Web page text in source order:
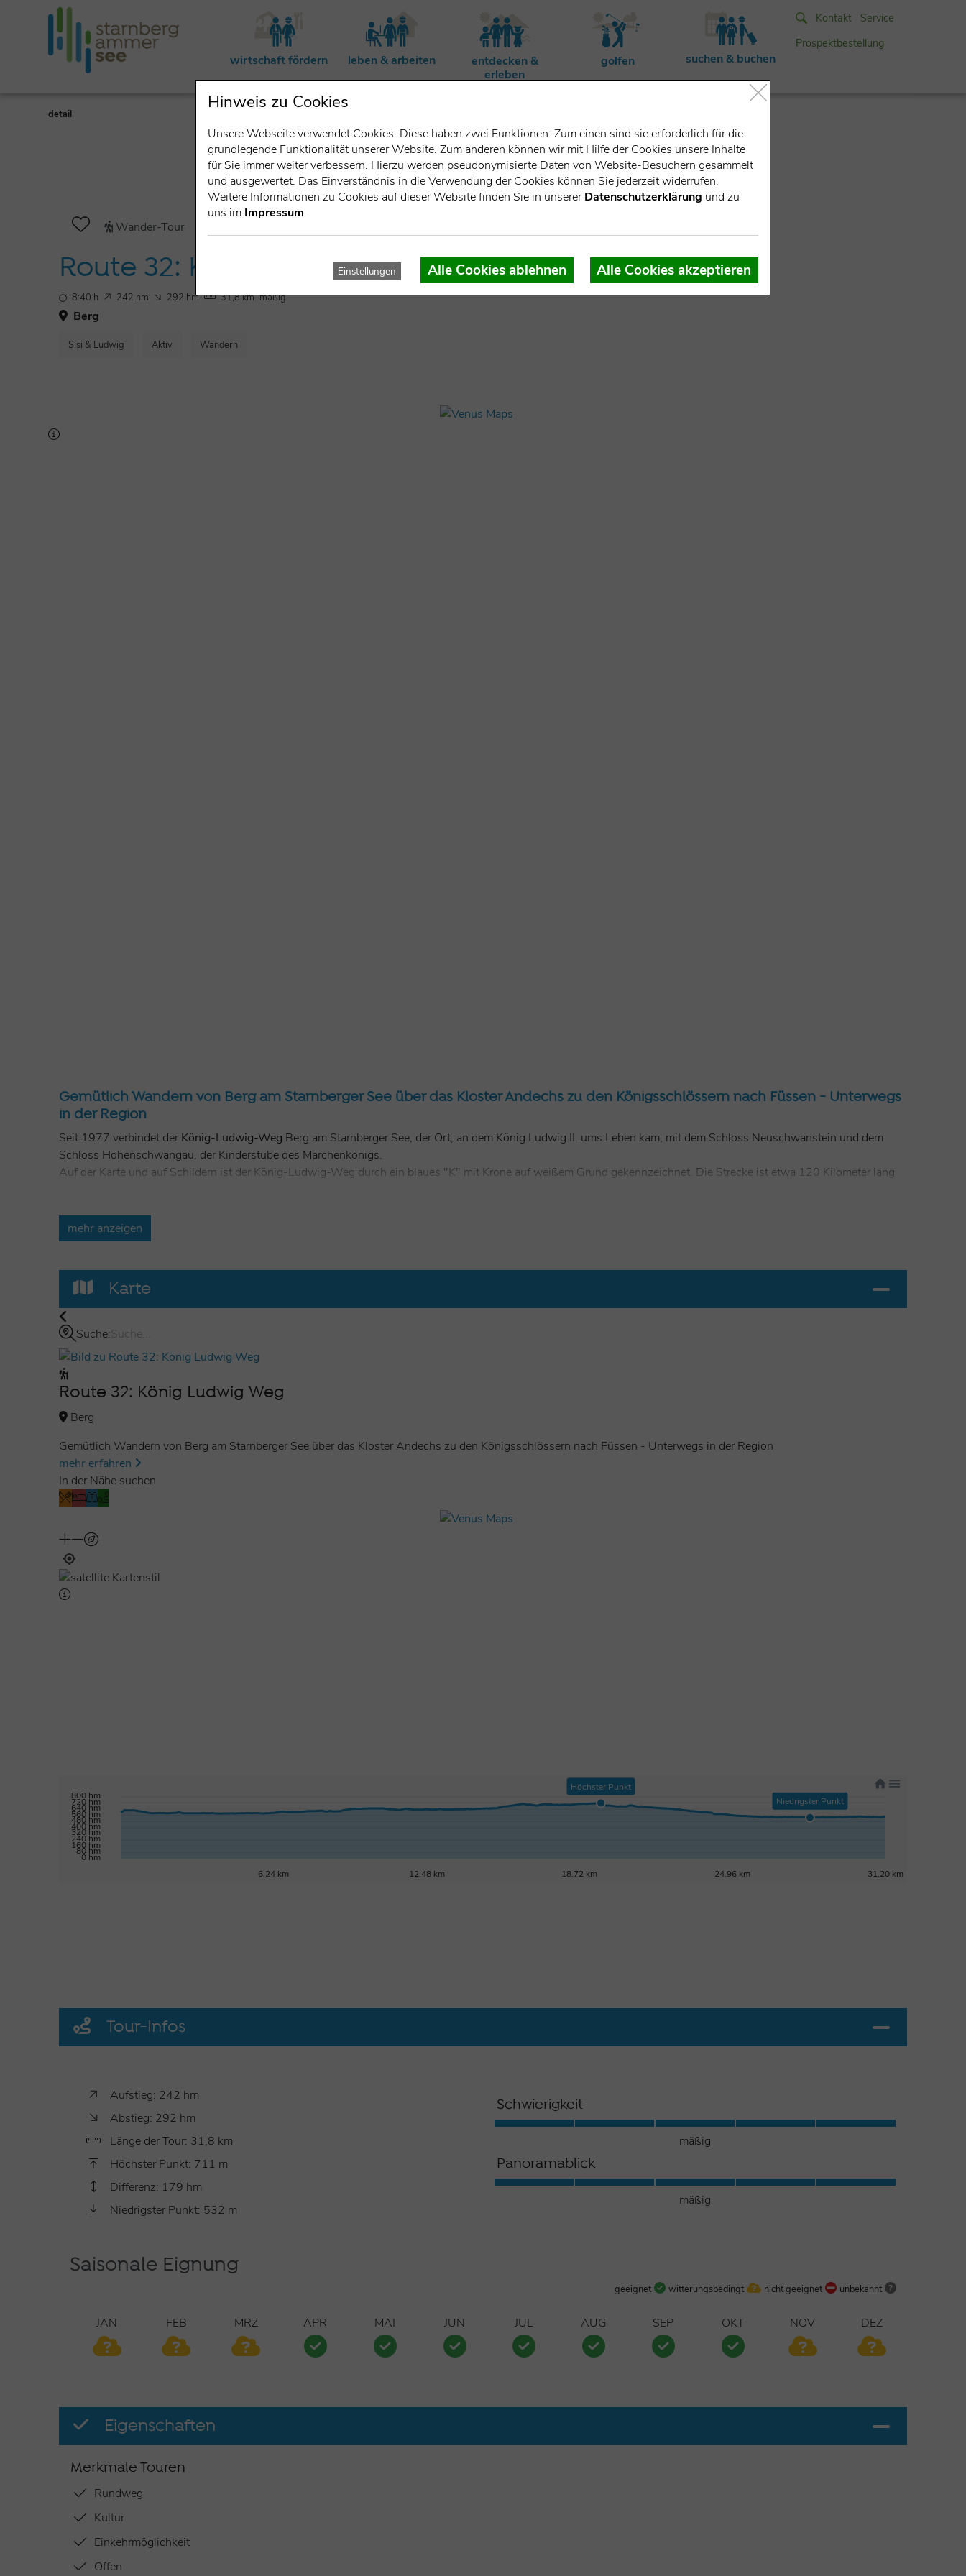
wirtschaft fördern leben & arbeiten
entdecken &
erleben
golfen suchen & buchen
Kontakt
Service
Prospektbestellung
detail
Wander-Tour
Route 32: König Ludwig Weg
8:40 h 242 hm 292 hm 31,8 km mäßig
Berg
Sisi & Ludwig Aktiv Wandern
Gemütlich Wandern von Berg am Starnberger See über das Kloster Andechs zu den Königsschlössern nach Füssen - Unterwegs
in der Region
Seit 1977 verbindet der König-Ludwig-Weg Berg am Starnberger See, der Ort, an dem König Ludwig II. ums Leben kam, mit dem Schloss Neuschwanstein und dem
Schloss Hohenschwangau, der Kinderstube des Märchenkönigs.
Auf der Karte und auf Schildern ist der König-Ludwig-Weg durch ein blaues "K" mit Krone auf weißem Grund gekennzeichnet. Die Strecke ist etwa 120 Kilometer lang
Naturschutzgebiet Maisinger See gelangt man über Aschering zum Kloster Andechs. Durch das Kiental führt der König Ludwig Weg nach Herrsching an den
Dampfersteg. Dort teilt sich der Weg - der Wanderer hat die Wahl und kann gemütlich mit dem Schiff nach Dießen am Ammersee übersetzen. Oder man nimmt die
Hier endet die Etappe des König-Ludwig-Wegs in der Region StarnbergAmmersee und setzt sich in Richtung Pfaffenwinkel fort.
Der weitere Verlauf des König-Ludwig-Wegs bietet noch viele Höhepunkte wie Kloster Wessobrunn, Hohenpeißenberg, Wieskirche, Ammerschlucht und natürlich die
Königsschlösser.
Tipps und weitere Informationen
Machen Sie eine Pause im Biergarten des Andechser Bräustüberl auf dem heiligen Berg in Andechs.
mehr anzeigen
Karte
Suche:
Route 32: König Ludwig Weg
Berg
Gemütlich Wandern von Berg am Starnberger See über das Kloster Andechs zu den Königsschlössern nach Füssen - Unterwegs in der Region
mehr erfahren
In der Nähe suchen
800 hm
720 hm
640 hm
560 hm
480 hm
400 hm
320 hm
240 hm
160 hm
80 hm
0 hm
6.24 km
12.48 km 18.72 km 24.96 km 31.20 km
Höchster Punkt
Niedrigster Punkt
Tour-Infos
Aufstieg: 242 hm
Abstieg: 292 hm
Länge der Tour: 31,8 km
Höchster Punkt: 711 m
Differenz: 179 hm
Niedrigster Punkt: 532 m
Schwierigkeit
mäßig
Panoramablick
mäßig
Saisonale Eignung
geeignet witterungsbedingt nicht geeignet unbekannt
JAN FEB MRZ APR MAI JUN JUL AUG SEP OKT NOV DEZ
Eigenschaften
Merkmale Touren
Rundweg
Kultur
Einkehrmöglichkeit
Offen
Hinweis zu Cookies
Unsere Webseite verwendet Cookies. Diese haben zwei Funktionen: Zum einen sind sie erforderlich für die
grundlegende Funktionalität unserer Website. Zum anderen können wir mit Hilfe der Cookies unsere Inhalte
für Sie immer weiter verbessern. Hierzu werden pseudonymisierte Daten von Website-Besuchern gesammelt
und ausgewertet. Das Einverständnis in die Verwendung der Cookies können Sie jederzeit widerrufen.
Weitere Informationen zu Cookies auf dieser Website finden Sie in unsererDatenschutzerklärung und zu
uns im Impressum.
Einstellungen Alle Cookies ablehnen Alle Cookies akzeptieren